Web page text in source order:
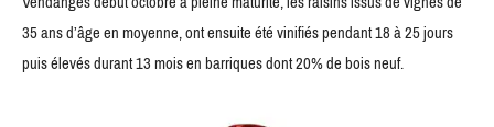
35 ans d’âge en moyenne, ont ensuite été vinifiés pendant 18 à 25 jours
puis élevés durant 13 mois en barriques dont 20% de bois neuf.